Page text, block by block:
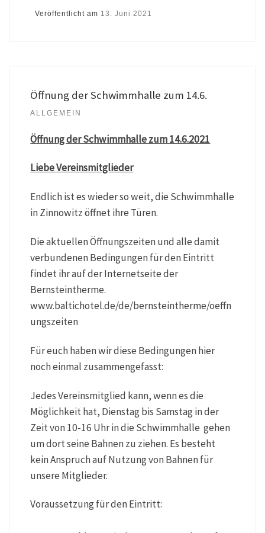
Veröffentlicht am 13. Juni 2021
Öffnung der Schwimmhalle zum 14.6.
ALLGEMEIN
Öffnung der Schwimmhalle zum 14.6.2021
Liebe Vereinsmitglieder
Endlich ist es wieder so weit, die Schwimmhalle
in Zinnowitz öffnet ihre Türen.
Die aktuellen Öffnungszeiten und alle damit
verbundenen Bedingungen für den Eintritt
findet ihr auf der Internetseite der
Bernsteintherme.
www.baltichotel.de/de/bernsteintherme/oeffn
ungszeiten
Für euch haben wir diese Bedingungen hier
noch einmal zusammengefasst:
Jedes Vereinsmitglied kann, wenn es die
Möglichkeit hat, Dienstag bis Samstag in der
Zeit von 10-16 Uhr in die Schwimmhalle gehen
um dort seine Bahnen zu ziehen. Es besteht
kein Anspruch auf Nutzung von Bahnen für
unsere Mitglieder.
Voraussetzung für den Eintritt: